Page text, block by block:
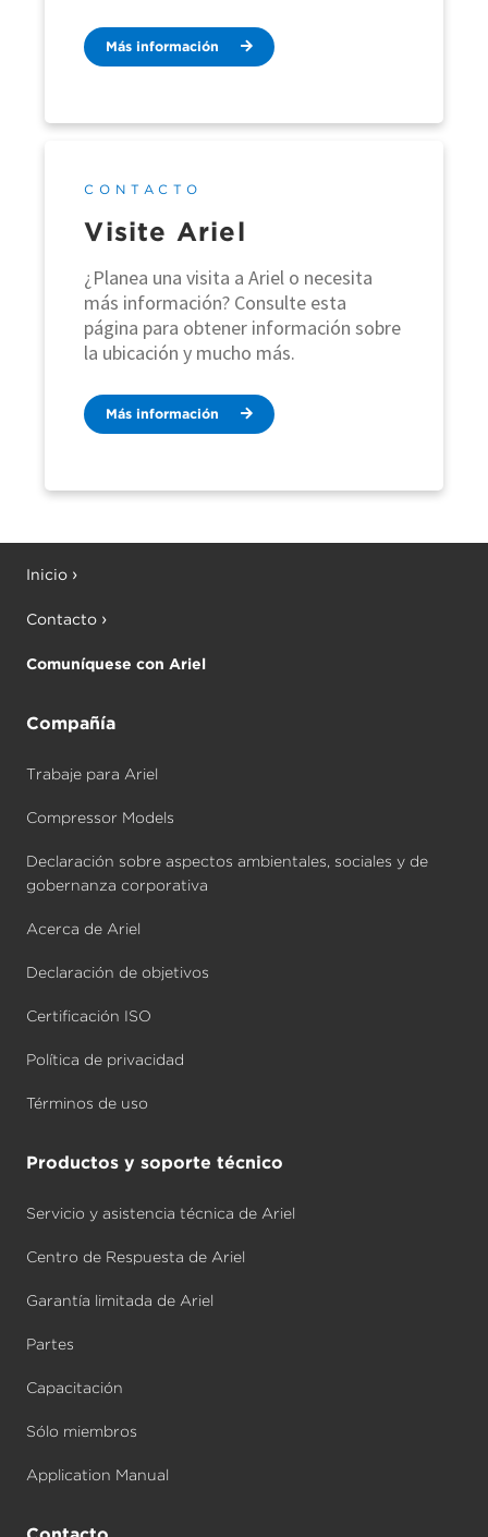
Más información
Visite Ariel
CONTACTO
¿Planea una visita a Ariel o necesita
más información? Consulte esta
página para obtener información sobre
la ubicación y mucho más.
Más información
Inicio
Contacto
Comuníquese con Ariel
Compañía
Trabaje para Ariel
Compressor Models
Declaración sobre aspectos ambientales, sociales y de
gobernanza corporativa
Acerca de Ariel
Declaración de objetivos
Certificación ISO
Política de privacidad
Términos de uso
Productos y soporte técnico
Servicio y asistencia técnica de Ariel
Centro de Respuesta de Ariel
Garantía limitada de Ariel
Partes
Capacitación
Sólo miembros
Application Manual